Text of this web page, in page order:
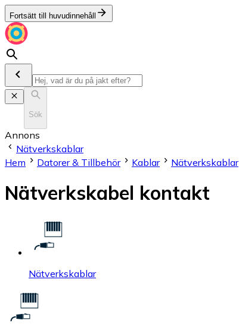
Fortsätt till huvudinnehåll
Sök
Annons
Nätverkskablar
Hem
Datorer & Tillbehör Kablar Nätverkskablar
Nätverkskabel kontakt
Nätverkskablar